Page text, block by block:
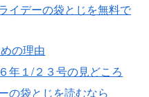
イデーの袋とじを無料で
の理由
年１/２３号の見どころ
の袋とじを読むなら